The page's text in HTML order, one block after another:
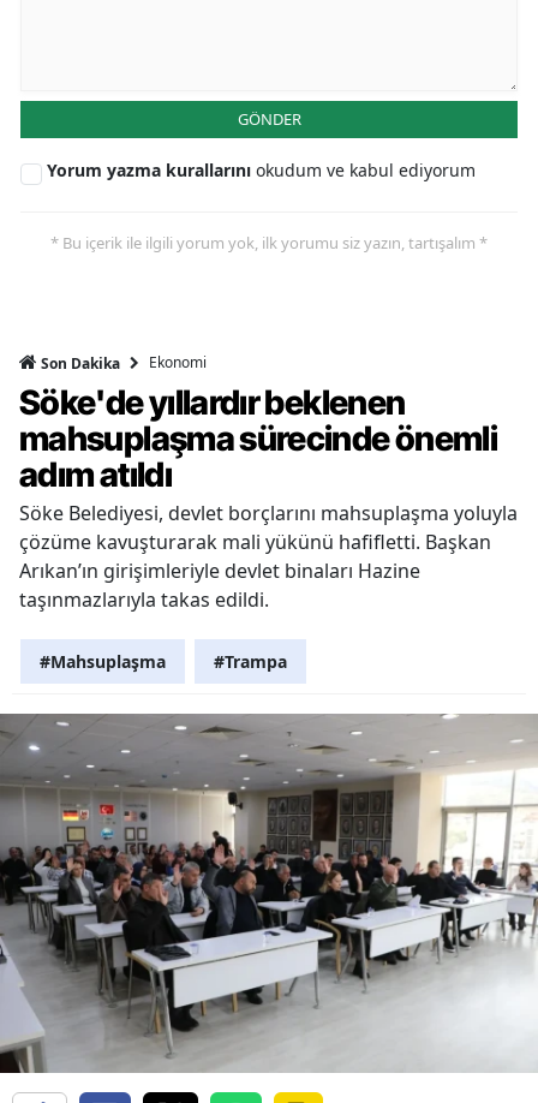
GÖNDER
Yorum yazma kurallarını okudum ve kabul ediyorum
* Bu içerik ile ilgili yorum yok, ilk yorumu siz yazın, tartışalım *
Son Dakika Ekonomi
Söke'de yıllardır beklenen
mahsuplaşma sürecinde önemli
adım atıldı
Söke Belediyesi, devlet borçlarını mahsuplaşma yoluyla
çözüme kavuşturarak mali yükünü hafifletti. Başkan
Arıkan’ın girişimleriyle devlet binaları Hazine
taşınmazlarıyla takas edildi.
#Mahsuplaşma #Trampa